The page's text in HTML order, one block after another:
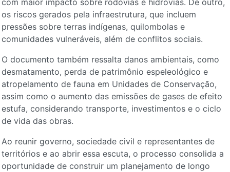
com maior impacto sobre rodovias e hidrovias. De outro,
os riscos gerados pela infraestrutura, que incluem
pressões sobre terras indígenas, quilombolas e
comunidades vulneráveis, além de conflitos sociais.
O documento também ressalta danos ambientais, como
desmatamento, perda de patrimônio espeleológico e
atropelamento de fauna em Unidades de Conservação,
assim como o aumento das emissões de gases de efeito
estufa, considerando transporte, investimentos e o ciclo
de vida das obras.
Ao reunir governo, sociedade civil e representantes de
territórios e ao abrir essa escuta, o processo consolida a
oportunidade de construir um planejamento de longo